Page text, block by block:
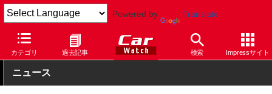
Powered by Translate
カテゴリ 過去記事 検索 Impressサイト
Car Watch 自動車 メルセデス・ベンツ
ニュース